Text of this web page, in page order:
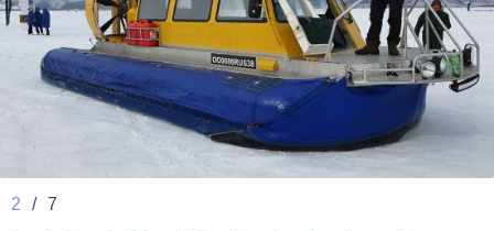
2 / 7